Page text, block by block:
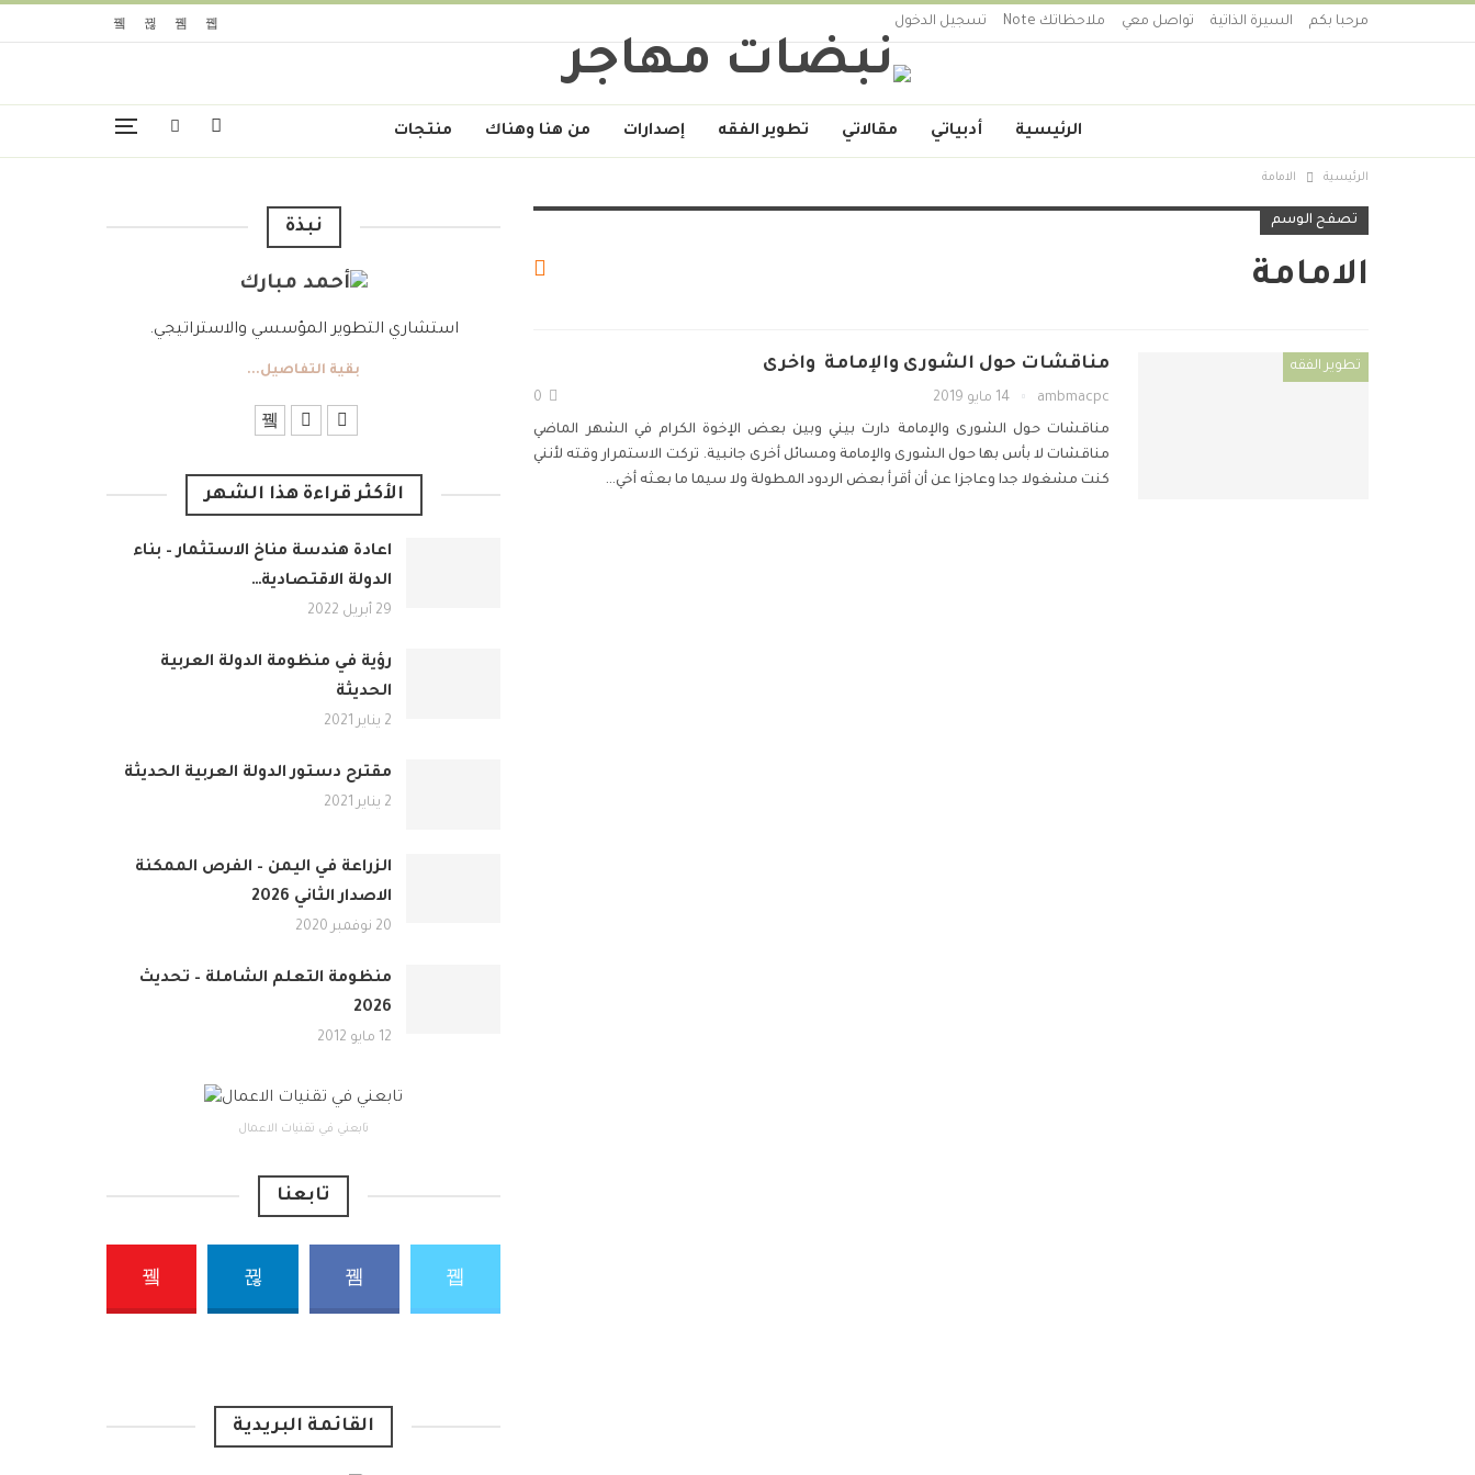
مرحبا بكم السيرة الذاتية تواصل معي ملاحظاتك Note تسجيل الدخول
الرئيسية أدبياتي مقالاتي تطوير الفقه إصدارات من هنا وهناك منتجات
الرئيسية الامامة
تصفح الوسم
الامامة
تطوير الفقه مناقشات حول الشورى والإمامة ‏ واخرى
ambmacpc 14 مايو 2019
مناقشات حول الشورى والإمامة ‏دارت بيني وبين بعض الإخوة الكرام في الشهر الماضي
مناقشات لا بأس بها حول الشورى ‏والإمامة ومسائل أخرى جانبية. تركت الاستمرار وقته لأنني
كنت مشغولا جدا وعاجزا عن أن ‏أقرأ بعض الردود المطولة ولا سيما ما بعثه أخي…
نبذة
استشاري التطوير المؤسسي والاستراتيجي.
بقية التفاصيل...
الأكثر قراءة هذا الشهر
اعادة هندسة مناخ الاستثمار – بناء
الدولة الاقتصادية…
29 أبريل 2022
رؤية في منظومة الدولة العربية
الحديثة
2 يناير 2021
مقترح دستور الدولة العربية الحديثة
2 يناير 2021
الزراعة في اليمن – الفرص الممكنة
الاصدار الثاني 2026
20 نوفمبر 2020
منظومة التعلم الشاملة – تحديث
2026
12 مايو 2012
تابعني في تقنيات الاعمال
تابعنا
القائمة البريدية